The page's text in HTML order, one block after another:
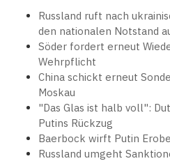
Russland ruft nach
den nationalen Notstand
Söder fordert erneut
Wehrpflicht
China schickt erneut
Moskau
"Das Glas ist halb voll":
Putins Rückzug
Baerbock wirft Putin
Russland umgeht